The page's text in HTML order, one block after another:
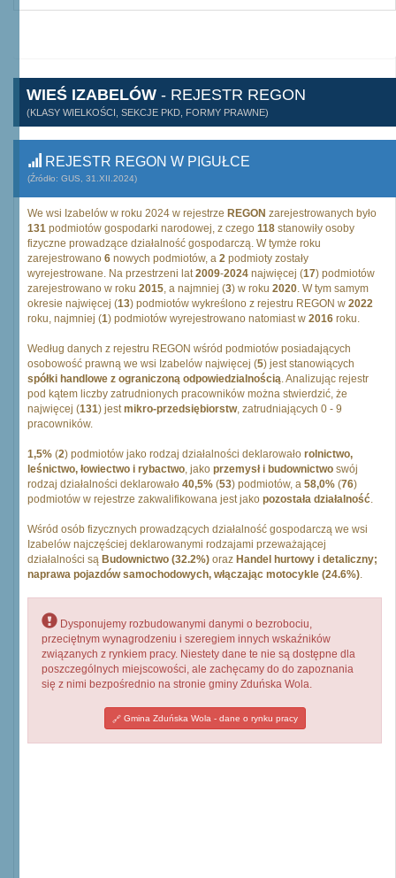
WIEŚ IZABELÓW - REJESTR REGON
(KLASY WIELKOŚCI, SEKCJE PKD, FORMY PRAWNE)
REJESTR REGON W PIGUŁCE
(Źródło: GUS, 31.XII.2024)
We wsi Izabelów w roku 2024 w rejestrze REGON zarejestrowanych było
131 podmiotów gospodarki narodowej, z czego 118 stanowiły osoby
fizyczne prowadzące działalność gospodarczą. W tymże roku
zarejestrowano 6 nowych podmiotów, a 2 podmioty zostały
wyrejestrowane. Na przestrzeni lat2009-2024 najwięcej (17) podmiotów
zarejestrowano w roku 2015, a najmniej (3) w roku 2020. W tym samym
okresie najwięcej (13) podmiotów wykreślono z rejestru REGON w 2022
roku, najmniej (1) podmiotów wyrejestrowano natomiast w 2016 roku.
Według danych z rejestru REGON wśród podmiotów posiadających
osobowość prawną we wsi Izabelów najwięcej (5) jest stanowiących
spółki handlowe z ograniczoną odpowiedzialnością. Analizując rejestr
pod kątem liczby zatrudnionych pracowników można stwierdzić, że
najwięcej (131) jestmikro-przedsiębiorstw, zatrudniających 0 - 9
pracowników.
1,5% (2) podmiotów jako rodzaj działalności deklarowało rolnictwo,
leśnictwo, łowiectwo i rybactwo, jako przemysł i budownictwo swój
rodzaj działalności deklarowało 40,5% (53) podmiotów, a 58,0% (76)
podmiotów w rejestrze zakwalifikowana jest jako pozostała działalność.
Wśród osób fizycznych prowadzących działalność gospodarczą we wsi
Izabelów najczęściej deklarowanymi rodzajami przeważającej
działalności są Budownictwo (32.2%) oraz Handel hurtowy i detaliczny;
naprawa pojazdów samochodowych, włączając motocykle (24.6%).
Dysponujemy rozbudowanymi danymi o bezrobociu,
przeciętnym wynagrodzeniu i szeregiem innych wskaźników
związanych z rynkiem pracy. Niestety dane te nie są dostępne dla
poszczególnych miejscowości, ale zachęcamy do do zapoznania
się z nimi bezpośrednio na stronie gminy Zduńska Wola.
Gmina Zduńska Wola - dane o rynku pracy